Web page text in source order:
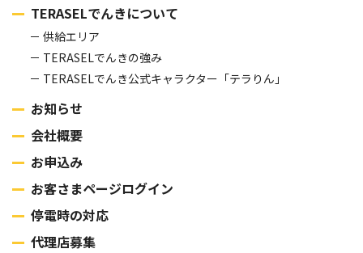
TERASELでんきについて
供給エリア
TERASELでんきの強み
TERASELでんき公式キャラクター「テラりん」
お知らせ
会社概要
お申込み
お客さまページログイン
停電時の対応
代理店募集